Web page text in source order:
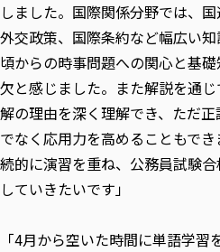
しました。国際関係分野では、
外交政策、国際条約など幅広い
頃からの時事問題への関心と基
欠と感じました。また解説を通
解の理由を深く理解でき、ただ
でなく応用力を高めることもで
続的に演習を重ね、公務員試験
していきたいです」
「4月から空いた時間に単語学習